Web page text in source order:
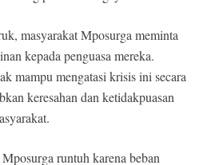
masyarakat Mposurga meminta
kepada penguasa mereka.
mampu mengatasi krisis ini secara
keresahan dan ketidakpuasan
runtuh karena beban